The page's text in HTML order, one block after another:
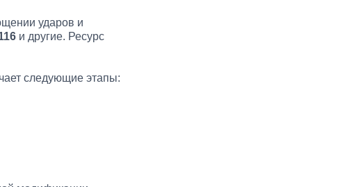
ударов и
и другие. Ресурс
следующие этапы: